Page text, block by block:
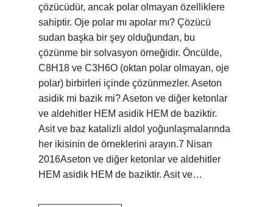
çözücüdür, ancak polar olmayan özelliklere
sahiptir. Oje polar mı apolar mı? Çözücü
sudan başka bir şey olduğundan, bu
çözünme bir solvasyon örneğidir. Öncülde,
C8H18 ve C3H6O (oktan polar olmayan, oje
polar) birbirleri içinde çözünmezler. Aseton
asidik mi bazik mi? Aseton ve diğer ketonlar
ve aldehitler HEM asidik HEM ​​de baziktir.
Asit ve baz katalizli aldol yoğunlaşmalarında
her ikisinin de örneklerini arayın.7 Nisan
2016Aseton ve diğer ketonlar ve aldehitler
HEM asidik HEM ​​de baziktir. Asit ve…